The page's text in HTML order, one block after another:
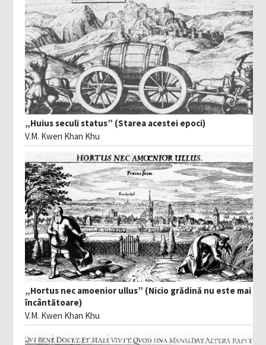
„Huius seculi status” (Starea acestei epoci)
V.M. Kwen Khan Khu
„Hortus nec amoenior ullus” (Nicio grădină nu este mai
încântătoare)
V.M. Kwen Khan Khu